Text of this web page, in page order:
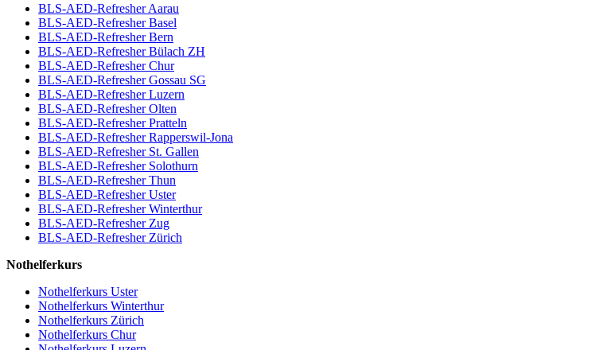
BLS-AED-Refresher Aarau
BLS-AED-Refresher Basel
BLS-AED-Refresher Bern
BLS-AED-Refresher Bülach ZH
BLS-AED-Refresher Chur
BLS-AED-Refresher Gossau SG
BLS-AED-Refresher Luzern
BLS-AED-Refresher Olten
BLS-AED-Refresher Pratteln
BLS-AED-Refresher Rapperswil-Jona
BLS-AED-Refresher St. Gallen
BLS-AED-Refresher Solothurn
BLS-AED-Refresher Thun
BLS-AED-Refresher Uster
BLS-AED-Refresher Winterthur
BLS-AED-Refresher Zug
BLS-AED-Refresher Zürich
Nothelferkurs
Nothelferkurs Uster
Nothelferkurs Winterthur
Nothelferkurs Zürich
Nothelferkurs Chur